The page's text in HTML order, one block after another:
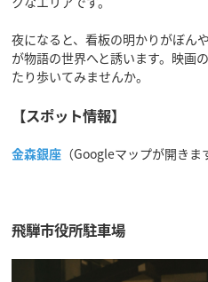
夜になると、看板の明かりがぼん
が物語の世界へと誘います。映画
たり歩いてみませんか。
【スポット情報】
金森銀座 （Googleマップが開きま
飛騨市役所駐車場